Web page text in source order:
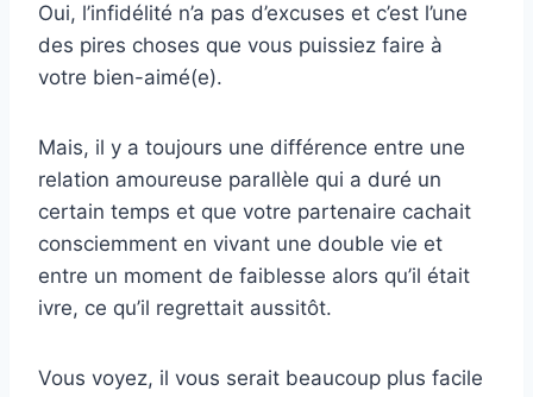
Oui, l’infidélité n’a pas d’excuses et c’est l’une
des pires choses que vous puissiez faire à
votre bien-aimé(e).
Mais, il y a toujours une différence entre une
relation amoureuse parallèle qui a duré un
certain temps et que votre partenaire cachait
consciemment en vivant une double vie et
entre un moment de faiblesse alors qu’il était
ivre, ce qu’il regrettait aussitôt.
Vous voyez, il vous serait beaucoup plus facile